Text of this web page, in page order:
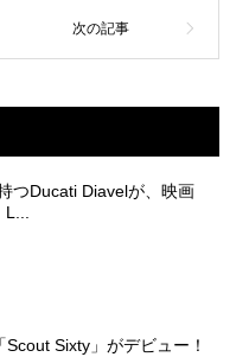
つDucati Diavelが、映画
Scout Sixty」がデビュー！